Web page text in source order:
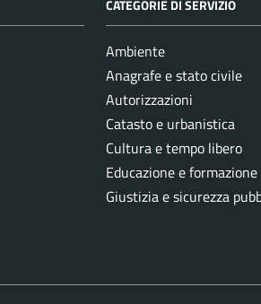
CATEGORIE DI SERVIZIO
Ambiente
Anagrafe e stato civile
Autorizzazioni
Catasto e urbanistica
Cultura e tempo libero
Educazione e formazione
Giustizia e sicurezza